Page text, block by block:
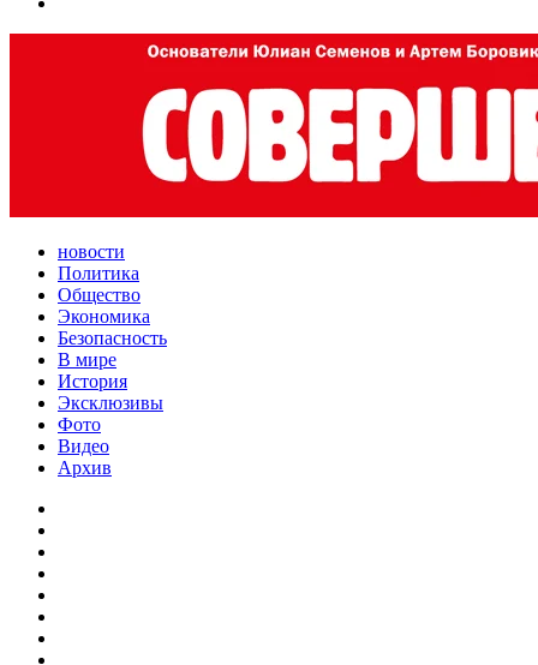
новости
Политика
Общество
Экономика
Безопасность
В мире
История
Эксклюзивы
Фото
Видео
Архив